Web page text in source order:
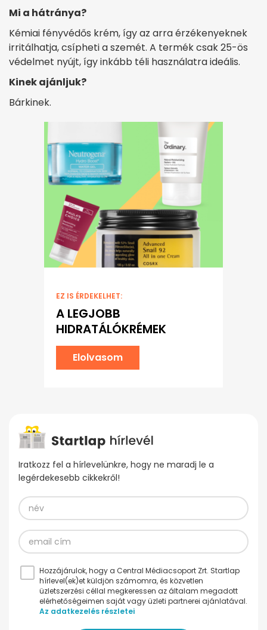
Mi a hátránya?
Kémiai fényvédős krém, így az arra érzékenyeknek
irritálhatja, csípheti a szemét. A termék csak 25-ös
védelmet nyújt, így inkább téli használatra ideális.
Kinek ajánljuk?
Bárkinek.
EZ IS ÉRDEKELHET:
A LEGJOBB
HIDRATÁLÓKRÉMEK
Elolvasom
Iratkozz fel a hírlevelünkre, hogy ne maradj le a
legérdekesebb cikkekről!
Hozzájárulok, hogy a Central Médiacsoport Zrt. Startlap
hírlevel(ek)et küldjön számomra, és közvetlen
üzletszerzési céllal megkeressen az általam megadott
elérhetőségeimen saját vagy üzleti partnerei ajánlatával.
Az adatkezelés részletei